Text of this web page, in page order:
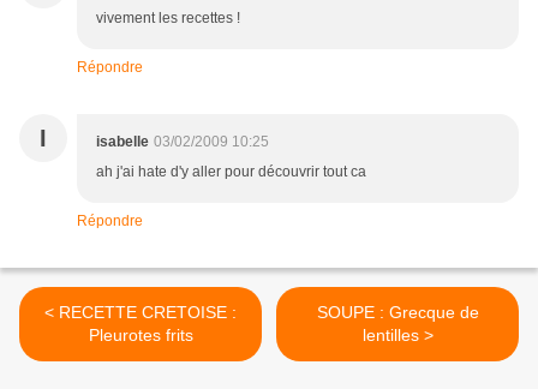
vivement les recettes !
Répondre
I isabelle 03/02/2009 10:25
ah j'ai hate d'y aller pour découvrir tout ca
Répondre
< RECETTE CRETOISE :
Pleurotes frits
SOUPE : Grecque de
lentilles >